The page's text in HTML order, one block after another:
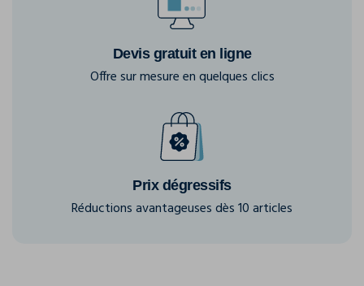
Devis gratuit en ligne
Offre sur mesure en quelques clics
Prix dégressifs
Réductions avantageuses dès 10 articles